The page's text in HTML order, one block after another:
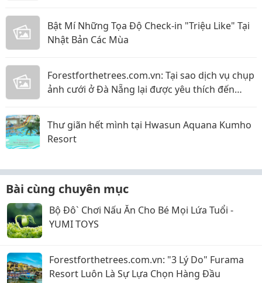
Bật Mí Những Tọa Độ Check-in "Triệu Like" Tại
Nhật Bản Các Mùa
Forestforthetrees.com.vn: Tại sao dịch vụ chụp
ảnh cưới ở Đà Nẵng lại được yêu thích đến
Thư giãn hết mình tại Hwasun Aquana Kumho
Resort
Bài cùng chuyên mục
Bộ Đô` Chơi Nấu Ăn Cho Bé Mọi Lứa Tuổi -
YUMI TOYS
Forestforthetrees.com.vn: "3 Lý Do" Furama
Resort Luôn Là Sự Lựa Chọn Hàng Đầu